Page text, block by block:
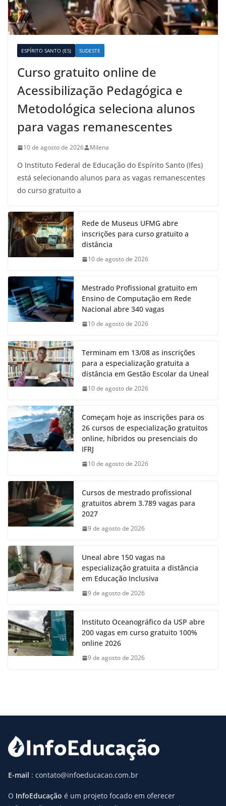
ESPÍRITO SANTO (ES) SUDESTE
Curso gratuito online de
Acessibilização Pedagógica e
Metodológica seleciona alunos
para vagas remanescentes
10 de agosto de 2026 Milena
O Instituto Federal de Educação do Espírito Santo (Ifes)
está selecionando alunos para as vagas remanescentes
do curso gratuito a
Rede de Museus UFMG abre
inscrições para curso gratuito a
distância
10 de agosto de 2026
Mestrado Profissional gratuito em
Ensino de Computação em Rede
Nacional abre 340 vagas
10 de agosto de 2026
Terminam em 13/08 as inscrições
para a especialização gratuita a
distância em Gestão Escolar da Uneal
10 de agosto de 2026
Começam hoje as inscrições para os
26 cursos de especialização gratuitos
online, híbridos ou presenciais do
IFRJ
10 de agosto de 2026
Cursos de mestrado profissional
gratuitos abrem 3.789 vagas para
2027
9 de agosto de 2026
Uneal abre 150 vagas na
especialização gratuita a distância
em Educação Inclusiva
9 de agosto de 2026
Instituto Oceanográfico da USP abre
200 vagas em curso gratuito 100%
online 2026
9 de agosto de 2026
E-mail : contato@infoeducacao.com.br
O InfoEducação é um projeto focado em oferecer